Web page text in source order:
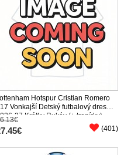
Hotspur Cristian Romero
Vonkajší Detský futbalový dres
27 Krátky Rukáv (+ trenírky)
(401)